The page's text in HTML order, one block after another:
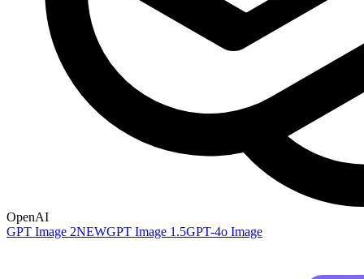
OpenAI
GPT Image 2NEWGPT Image 1.5GPT-4o Image